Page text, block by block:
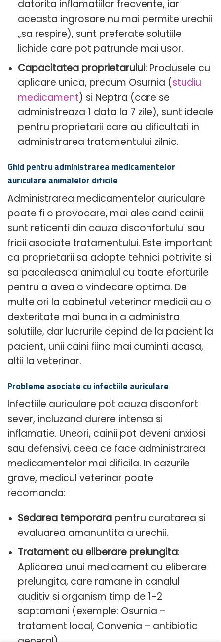
datorita inflamatiilor frecvente, iar
aceasta ingrosare nu mai permite urechii
„sa respire), sunt preferate solutiile
lichide care pot patrunde mai usor.
Capacitatea proprietarului: Produsele cu
aplicare unica, precum Osurnia (studiu
medicament) si Neptra (care se
administreaza 1 data la 7 zile), sunt ideale
pentru proprietarii care au dificultati in
administrarea tratamentului zilnic.
Ghid pentru administrarea medicamentelor
auriculare animalelor dificile
Administrarea medicamentelor auriculare
poate fi o provocare, mai ales cand cainii
sunt reticenti din cauza disconfortului sau
fricii asociate tratamentului. Este important
ca proprietarii sa adopte tehnici potrivite si
sa pacaleasca animalul cu toate eforturile
pentru a avea o vindecare optima. De
multe ori la cabinetul veterinar medicii au o
dexteritate mai buna in a administra
solutiile, dar lucrurile depind de la pacient la
pacient, unii caini fiind mai cuminti acasa,
altii la veterinar.
Probleme asociate cu infectiile auriculare
Infectiile auriculare pot cauza disconfort
sever, incluzand durere intensa si
inflamatie. Uneori, cainii pot deveni anxiosi
sau defensivi, ceea ce face administrarea
medicamentelor mai dificila. In cazurile
grave, medicul veterinar poate
recomanda:
Sedarea temporarapentru curatarea si
evaluarea amanuntita a urechii.
Tratament cu eliberare prelungita:
Aplicarea unui medicament cu eliberare
prelungita, care ramane in canalul
auditiv si organism timp de 1-2
saptamani (exemple: Osurnia –
tratament local, Convenia – antibiotic